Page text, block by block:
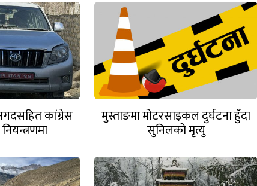
कांग्रेस मुस्ताङमा मोटरसाइकल दुर्घटना हुँदा
सुनिलको मृत्यु